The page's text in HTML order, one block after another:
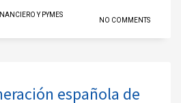
Y PYMES
NO COMMENTS
española de